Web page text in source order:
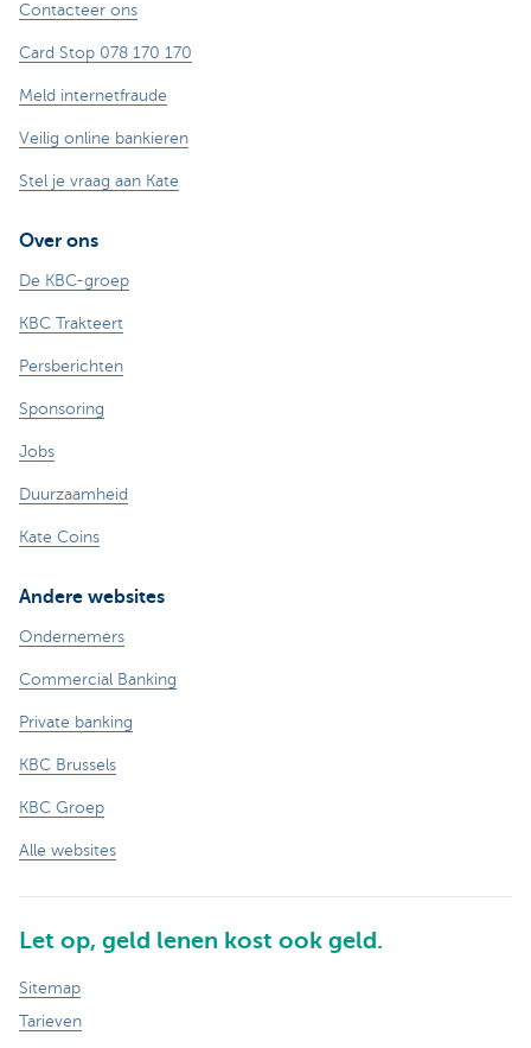
Contacteer ons
Card Stop 078 170 170
Meld internetfraude
Veilig online bankieren
Stel je vraag aan Kate
Over ons
De KBC-groep
KBC Trakteert
Persberichten
Sponsoring
Jobs
Duurzaamheid
Kate Coins
Andere websites
Ondernemers
Commercial Banking
Private banking
KBC Brussels
KBC Groep
Alle websites
Let op, geld lenen kost ook geld.
Sitemap
Tarieven